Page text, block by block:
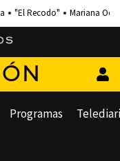
"El Recodo" Mariana
Programas